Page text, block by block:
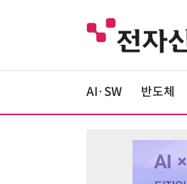
AI·SW 반도체